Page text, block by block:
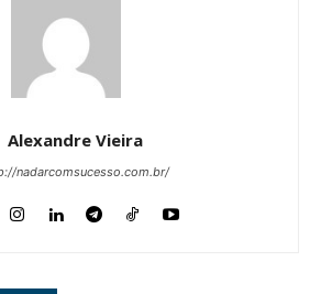
Alexandre Vieira
nadarcomsucesso.com.br/